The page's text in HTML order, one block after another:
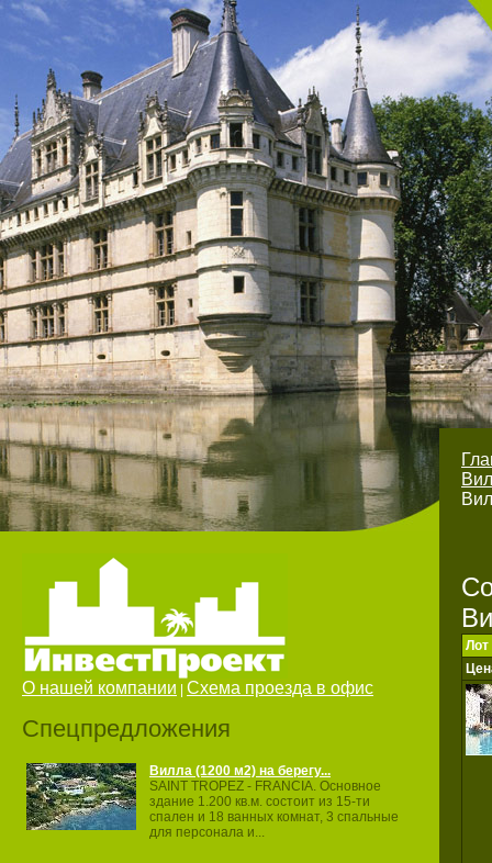
О нашей компании Схема проезда в офис
Спецпредложения
Вилла (1200 м2) на берегу...
SAINT TROPEZ ‐ FRANCIA. Основное
здание 1.200 кв.м. состоит из 15‐ти
спален и 18 ванных комнат, 3 спальные
для персонала и...